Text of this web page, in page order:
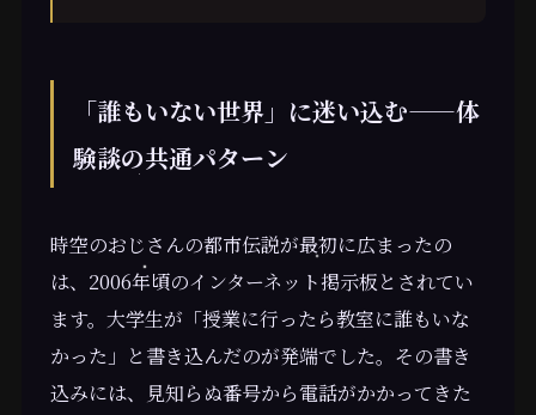
「誰もいない世界」に迷い込む——体
験談の共通パターン
時空のおじさんの都市伝説が最初に広まったの
は、2006年頃のインターネット掲示板とされてい
ます。大学生が「授業に行ったら教室に誰もいな
かった」と書き込んだのが発端でした。その書き
込みには、見知らぬ番号から電話がかかってきた